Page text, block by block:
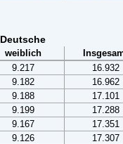
Deutsche
weiblich
9.217
16.932
9.182
16.962
9.188
17.101
9.199
17.288
9.167
17.351
9.126
17.307